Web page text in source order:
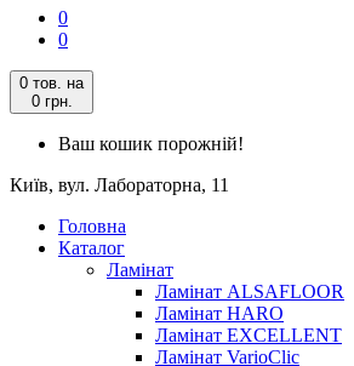
0
0
0 тов. на
0 грн.
Ваш кошик порожній!
Київ, вул. Лабораторна, 11
Головна
Каталог
Ламінат
Ламінат ALSAFLOOR
Ламінат HARO
Ламінат EXCELLENT
Ламінат VarioClic